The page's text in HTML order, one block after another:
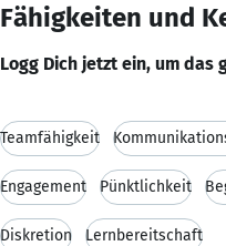
Fähigkeiten und
Logg Dich jetzt ein, um das
Teamfähigkeit
Engagement Pünktlichkeit
Diskretion Lernbereitschaft